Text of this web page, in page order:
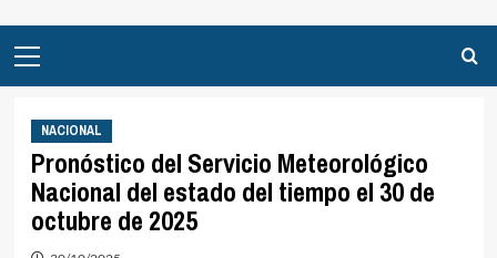
Menu
NACIONAL
Pronóstico del Servicio Meteorológico
Nacional del estado del tiempo el 30 de
octubre de 2025